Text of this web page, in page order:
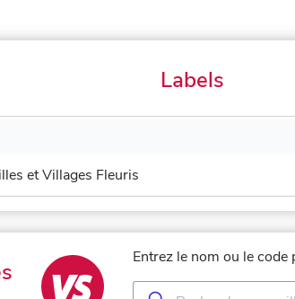
Labels
et Villages Fleuris
Entrez le nom ou le